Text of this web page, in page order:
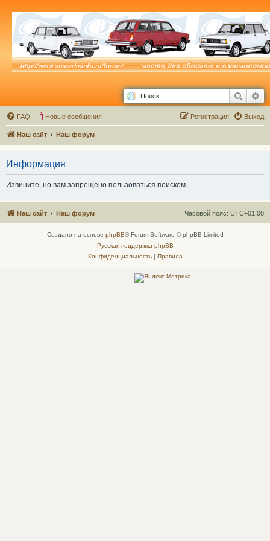
Поиск
FAQ Новые сообщения Выход
Регистрация
Наш сайт Наш форум
Информация
Извините, но вам запрещено пользоваться поиском.
Наш сайт Наш форум Часовой пояс: UTC+01:00
Создано на основе phpBB® Forum Software © phpBB Limited
Русская поддержка phpBB
Конфиденциальность| Правила